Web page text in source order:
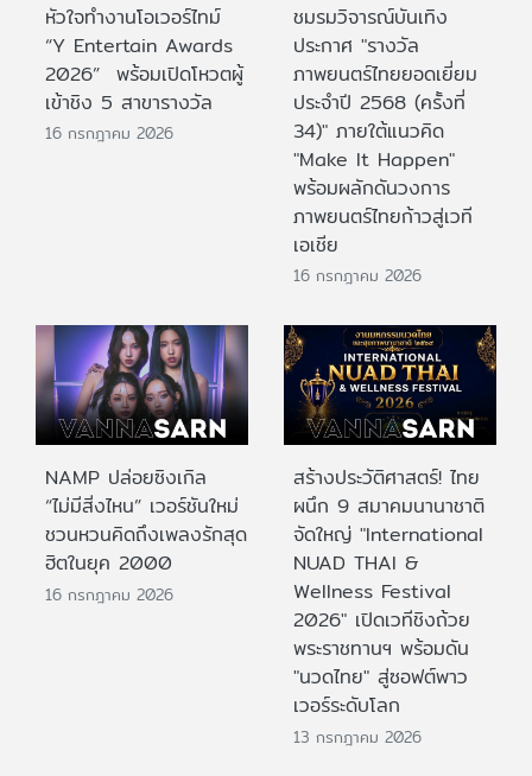
หัวใจทำงานโอเวอร์ไทม์
“Y Entertain Awards
2026” พร้อมเปิดโหวตผู้
เข้าชิง 5 สาขารางวัล
16 กรกฎาคม 2026
ชมรมวิจารณ์บันเทิง
ประกาศ "รางวัล
ภาพยนตร์ไทยยอดเยี่ยม
ประจําปี 2568 (ครั้งที่
34)" ภายใต้แนวคิด
"Make It Happen"
พร้อมผลักดันวงการ
ภาพยนตร์ไทยก้าวสู่เวที
เอเชีย
16 กรกฎาคม 2026
NAMP ปล่อยซิงเกิล
“ไม่มีสิ่งไหน” เวอร์ชันใหม่
ชวนหวนคิดถึงเพลงรักสุด
ฮิตในยุค 2000
16 กรกฎาคม 2026
สร้างประวัติศาสตร์! ไทย
ผนึก 9 สมาคมนานาชาติ
จัดใหญ่ "International
NUAD THAI &
Wellness Festival
2026" เปิดเวทีชิงถ้วย
พระราชทานฯ พร้อมดัน
"นวดไทย" สู่ซอฟต์พาว
เวอร์ระดับโลก
13 กรกฎาคม 2026